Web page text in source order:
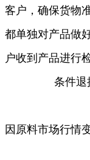
客户，确保货物
都单独对产品做
户收到产品进行
条件退
因原料市场行情